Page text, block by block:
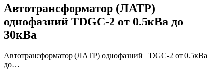
Автотрансформатор (ЛАТР)
однофазний TDGC-2 от 0.5кВа до
30кВа
Автотрансформатор (ЛАТР) однофазний TDGC-2 от 0.5кВа
до…